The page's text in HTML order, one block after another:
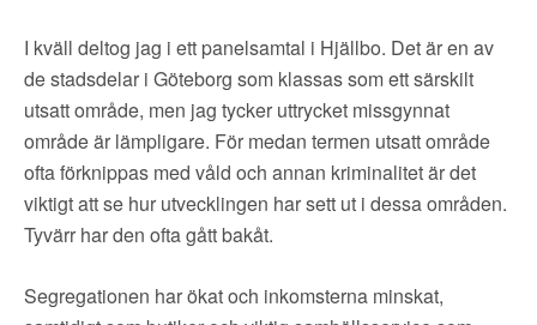
I kväll deltog jag i ett panelsamtal i Hjällbo. Det är en av
de stadsdelar i Göteborg som klassas som ett särskilt
utsatt område, men jag tycker uttrycket missgynnat
område är lämpligare. För medan termen utsatt område
ofta förknippas med våld och annan kriminalitet är det
viktigt att se hur utvecklingen har sett ut i dessa områden.
Tyvärr har den ofta gått bakåt.
Segregationen har ökat och inkomsterna minskat,